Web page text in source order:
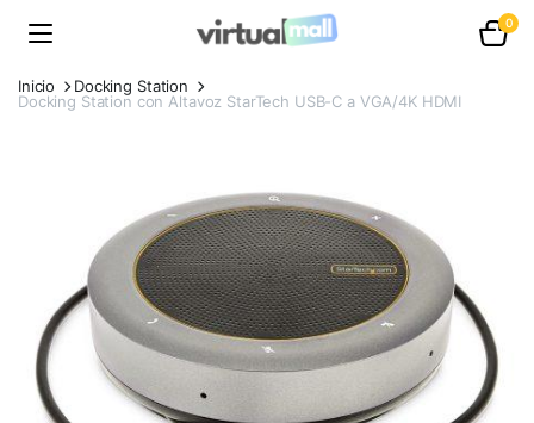
0
Inicio
Docking Station
Docking Station con Altavoz StarTech USB-C a VGA/4K HDMI